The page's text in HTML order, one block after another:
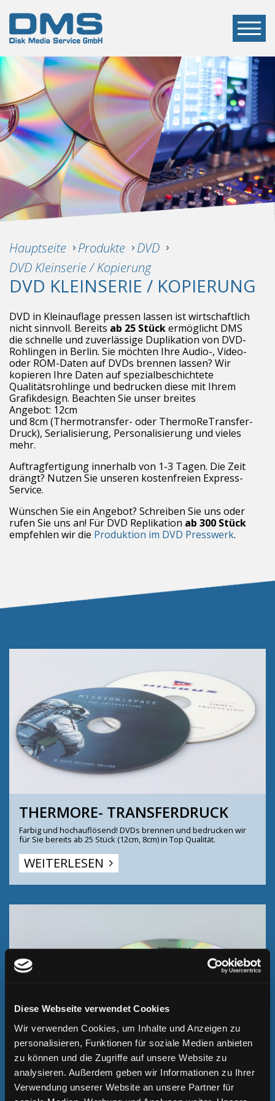
Diese Webseite verwendet Cookies
Wir verwenden Cookies, um Inhalte und Anzeigen zu
personalisieren, Funktionen für soziale Medien anbieten
zu können und die Zugriffe auf unsere Website zu
analysieren. Außerdem geben wir Informationen zu Ihrer
Verwendung unserer Website an unsere Partner für
Hauptseite Produkte
DVD
DVD Kleinserie / Kopierung
DVD KLEINSERIE / KOPIERUNG
DVD in Kleinauflage pressen lassen ist wirtschaftlich
nicht sinnvoll. Bereits ab 25 Stückermöglicht DMS
die schnelle und zuverlässige Duplikation von DVD-
Rohlingen in Berlin. Sie möchten Ihre Audio-, Video-
oder ROM-Daten auf DVDs brennen lassen? Wir
kopieren Ihre Daten auf spezialbeschichtete
Qualitätsrohlinge und bedrucken diese mit Ihrem
Grafikdesign. Beachten Sie unser breites
Angebot: 12cm
und 8cm (Thermotransfer- oder ThermoReTransfer-
Druck), Serialisierung, Personalisierung und vieles
mehr.
Auftragfertigung innerhalb von 1-3 Tagen. Die Zeit
drängt? Nutzen Sie unseren kostenfreien Express-
Service.
Wünschen Sie ein Angebot? Schreiben Sie uns oder
rufen Sie uns an! Für DVD Replikation ab 300 Stück
empfehlen wir die Produktion im DVD Presswerk.
THERMORE- TRANSFERDRUCK
Farbig und hochauflösend! DVDs brennen und bedrucken wir
für Sie bereits ab 25 Stück (12cm, 8cm) in Top Qualität.
WEITERLESEN
THERMO-TRANSFERDRUCK
Schwarz und günstig! Bei kleinen Auflagen ab 25 Stück brennen
und bedrucken wir für Sie DVD-Rohlinge (12cm, 8cm) in Top